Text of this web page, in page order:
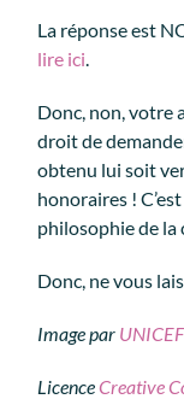
La réponse est
lire ici
Donc, non, votre
droit de
obtenu lui soit
honoraires !
philosophie de la
Donc, ne vous
Image par
LicenceCreative